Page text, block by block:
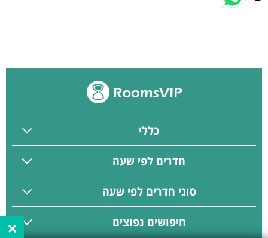
כללי
חדרים לפי שעה
סוגי חדרים לפי שעה
חיפושים נפוצים ×